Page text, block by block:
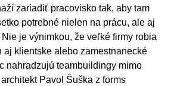
zariadiť pracovisko tak, aby tam
potrebné nielen na prácu, ale aj
je výnimkou, že veľké firmy robia
aj klientske alebo zamestnanecké
nahradzujú teambuildingy mimo
Pavol Šuška z forms